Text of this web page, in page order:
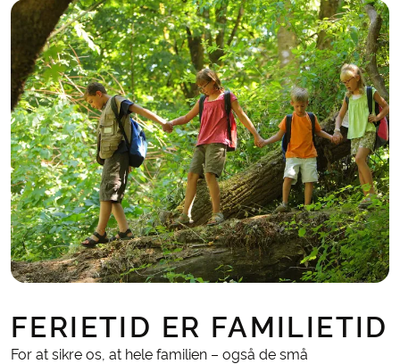
FERIETID ER FAMILIETID
For at sikre os, at hele familien – også de små